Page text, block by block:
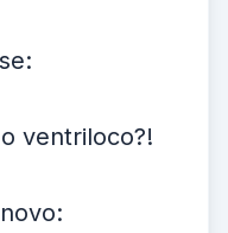
ventriloco?!